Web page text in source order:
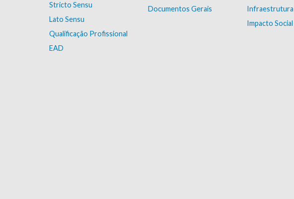
Stricto Sensu
Lato Sensu
Qualificação Profissional
EAD
Documentos Gerais
Infraestrutura
Impacto Social